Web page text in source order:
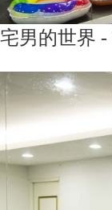
宅男的世界